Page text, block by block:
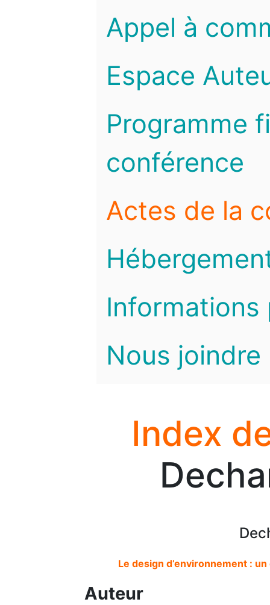
Appel à
Espace
Programme
conférence
Actes de la
Informations
Nous joindre
Index
Le design d’environnement :
Auteur